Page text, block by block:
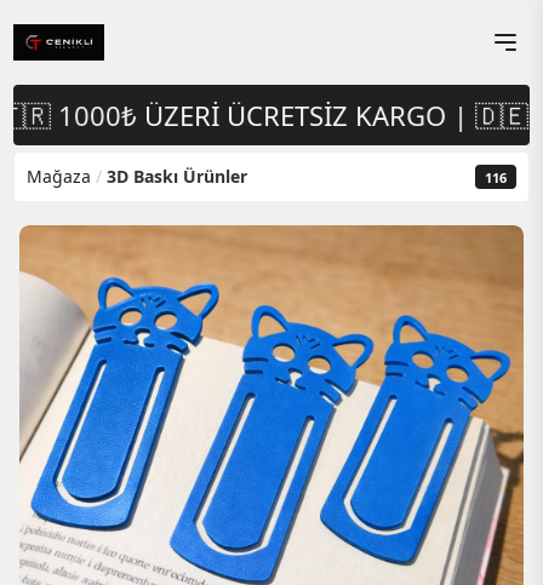
1000₺ ÜZERI ÜCRETSIZ KARGO | 🇩🇪
Mağaza / 3D Baskı Ürünler 116